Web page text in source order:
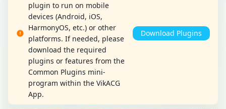
plugin to run on mobile
devices (Android, iOS,
HarmonyOS, etc.) or other
platforms. If needed, please
download the required
plugins or features from the
Common Plugins mini-
program within the VikACG
App.
Download Plugins